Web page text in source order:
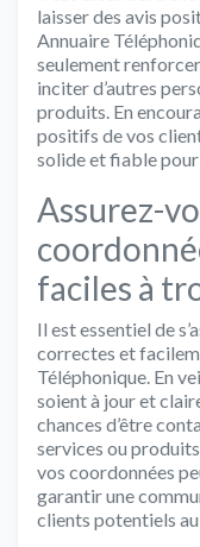
laisser des avis
Annuaire
seulement
inciter d’autres
produits. En
positifs de vos
solide et fiable
Assurez-
faciles à
Il est essentiel de
correctes et
Téléphonique. En
soient à jour et
chances d’être
services ou
vos coordonnées
garantir une
clients potentiels